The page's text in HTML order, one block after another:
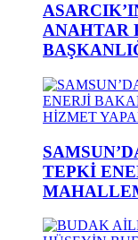
ANAHTAR
TEPKİ